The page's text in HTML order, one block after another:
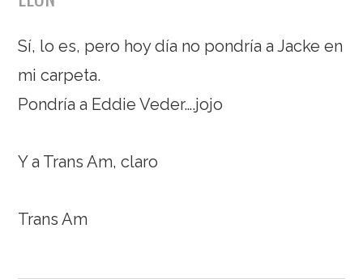
Sí, lo es, pero hoy día no pondría a Jacke en
mi carpeta.
Pondría a Eddie Veder….jojo
Y a Trans Am, claro
Trans Am